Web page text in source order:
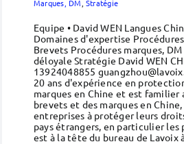
Marques, DM Stratégie
Equipe • David WEN Langues
Domaines d'expertise
Brevets Procédures marques,
déloyale Stratégie David WEN
13924048855
20 ans d'expérience en
marques en Chine et est familier
brevets et des marques en
entreprises à protéger leurs
pays étrangers, en particulier les
est à la tête du bureau de Lavoix